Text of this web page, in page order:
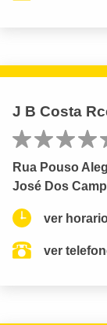
J B Costa
Rua Pouso
José Dos
ver
ver